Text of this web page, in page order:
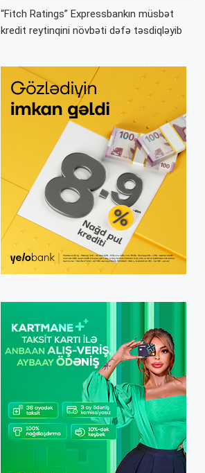
“Fitch Ratings” Expressbankın müsbət
kredit reytinqini növbəti dəfə təsdiqləyib